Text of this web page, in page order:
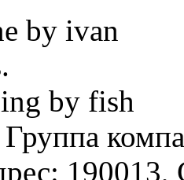
by ivan
by fish
190013,